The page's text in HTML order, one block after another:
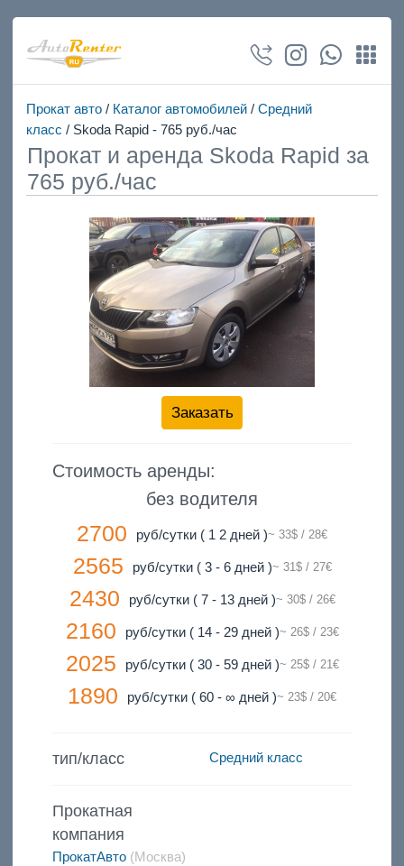
Прокат авто/ Каталог автомобилей/ Средний
класс / Skoda Rapid - 765 руб./час
Прокат и аренда Skoda Rapid за
765 руб./час
Заказать
Стоимость аренды:
без водителя
2700 руб/сутки ( 1 2 дней )~ 33$ / 28€
2565 руб/сутки ( 3 - 6 дней )~ 31$ / 27€
2430 руб/сутки ( 7 - 13 дней )~ 30$ / 26€
2160 руб/сутки ( 14 - 29 дней )~ 26$ / 23€
2025 руб/сутки ( 30 - 59 дней )~ 25$ / 21€
1890 руб/сутки ( 60 - ∞ дней )~ 23$ / 20€
тип/класс Средний класс
Прокатная
компания
ПрокатАвто(Москва)